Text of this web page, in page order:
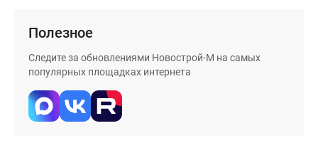
Москве
Программа
реновации
Полезное
Следите за обновлениями Новострой-М на самых
популярных площадках интернета